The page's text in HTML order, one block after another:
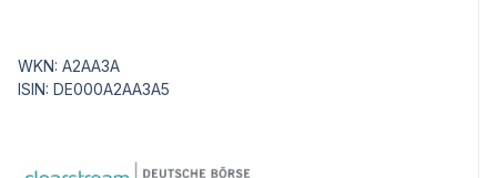
WKN: A2AA3A
ISIN: DE000A2AA3A5